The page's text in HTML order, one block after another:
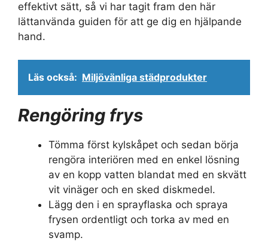
effektivt sätt, så vi har tagit fram den här
lättanvända guiden för att ge dig en hjälpande
hand.
Läs också: Miljövänliga städprodukter
Rengöring frys
Tömma först kylskåpet och sedan börja
rengöra interiören med en enkel lösning
av en kopp vatten blandat med en skvätt
vit vinäger och en sked diskmedel.
Lägg den i en sprayflaska och spraya
frysen ordentligt och torka av med en
svamp.